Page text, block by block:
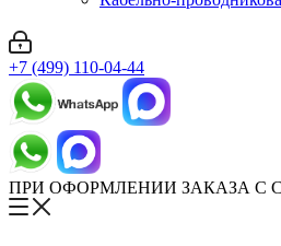
+7 (499) 110-04-44
ПРИ ОФОРМЛЕНИИ ЗАКАЗА С